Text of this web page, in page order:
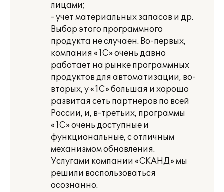
лицами;
- учет материальных запасов и др.
Выбор этого программного
продукта не случаен. Во-первых,
компания «1С» очень давно
работает на рынке программных
продуктов для автоматизации, во-
вторых, у «1С» большая и хорошо
развитая сеть партнеров по всей
России, и, в-третьих, программы
«1С» очень доступные и
функциональные, с отличным
механизмом обновления.
Услугами компании «СКАНД» мы
решили воспользоваться
осознанно.